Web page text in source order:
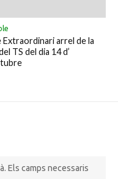
Extraordinari arrel de la
TS del dia 14 d’
Els camps necessaris